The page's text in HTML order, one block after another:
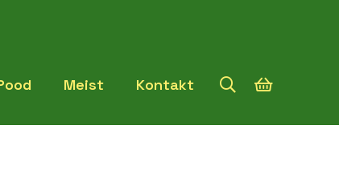
Meist Kontakt